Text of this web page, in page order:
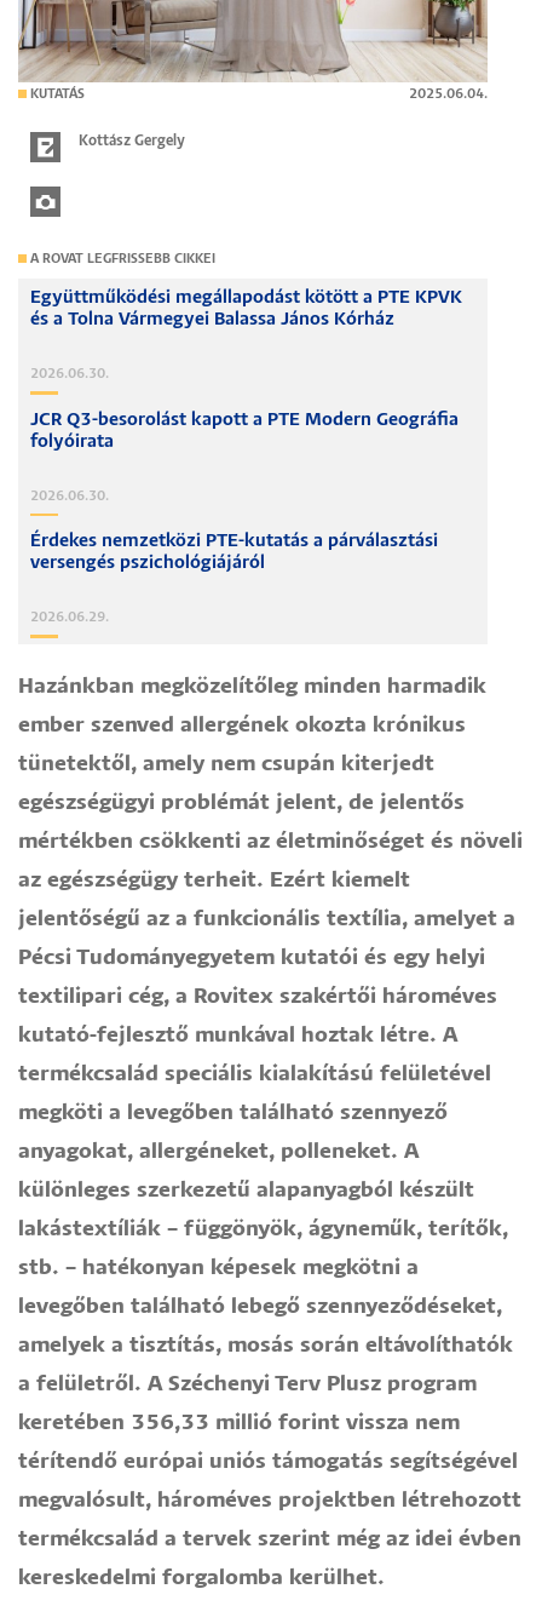
KUTATÁS 2025.06.04.
Kottász Gergely
A ROVAT LEGFRISSEBB CIKKEI
Együttműködési megállapodást kötött a PTE KPVK
és a Tolna Vármegyei Balassa János Kórház
2026.06.30.
JCR Q3-besorolást kapott a PTE Modern Geográfia
folyóirata
2026.06.30.
Érdekes nemzetközi PTE-kutatás a párválasztási
versengés pszichológiájáról
2026.06.29.
Hazánkban megközelítőleg minden harmadik
ember szenved allergének okozta krónikus
tünetektől, amely nem csupán kiterjedt
egészségügyi problémát jelent, de jelentős
mértékben csökkenti az életminőséget és növeli
az egészségügy terheit. Ezért kiemelt
jelentőségű az a funkcionális textília, amelyet a
Pécsi Tudományegyetem kutatói és egy helyi
textilipari cég, a Rovitex szakértői hároméves
kutató-fejlesztő munkával hoztak létre. A
termékcsalád speciális kialakítású felületével
megköti a levegőben található szennyező
anyagokat, allergéneket, polleneket. A
különleges szerkezetű alapanyagból készült
lakástextíliák – függönyök, ágyneműk, terítők,
stb. – hatékonyan képesek megkötni a
levegőben található lebegő szennyeződéseket,
amelyek a tisztítás, mosás során eltávolíthatók
a felületről. A Széchenyi Terv Plusz program
keretében 356,33 millió forint vissza nem
térítendő európai uniós támogatás segítségével
megvalósult, hároméves projektben létrehozott
termékcsalád a tervek szerint még az idei évben
kereskedelmi forgalomba kerülhet.